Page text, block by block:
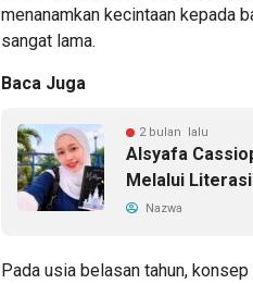
menanamkan kecintaan kepada
sangat lama.
Baca Juga
2 bulan lalu
Alsyafa
Melalui Literasi
Nazwa
Pada usia belasan tahun,